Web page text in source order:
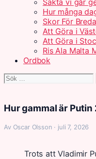
Sakta vi går
Hur många
Skor För
Att Göra i
Att Göra i
Ris Ala Malta
Ordbok
Sök
Hur gammal är
Av Oscar Olsson · juli 7, 2026
Trots att Vladimir